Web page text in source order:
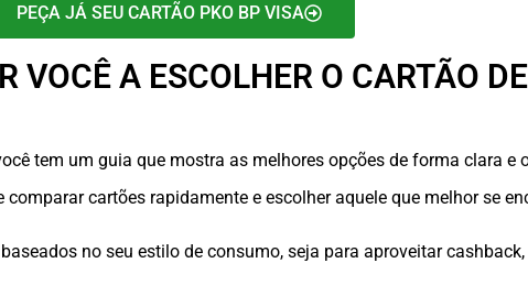
PEÇA JÁ SEU CARTÃO PKO BP VISA
VOCÊ A ESCOLHER O CARTÃO
tem um guia que mostra as melhores opções de forma clara e
cartões rapidamente e escolher aquele que melhor se
no seu estilo de consumo, seja para aproveitar